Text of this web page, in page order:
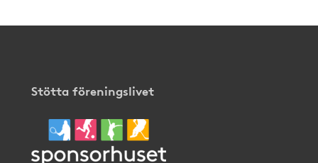
Stötta föreningslivet